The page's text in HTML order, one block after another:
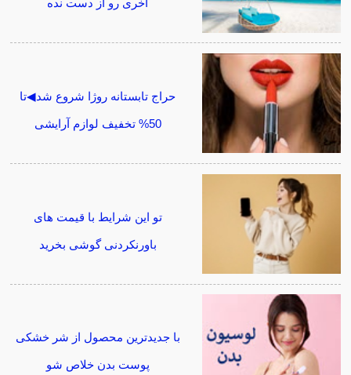
آخری رو از دست نده
حراج تابستانه روژا شروع شد◀تا
50% تخفیف لوازم آرایشی
تو این شرایط با قیمت های
باورنکردنی گوشی بخرید
با جدیدترین محصول از شر خشکی
پوست بدن خلاص شو